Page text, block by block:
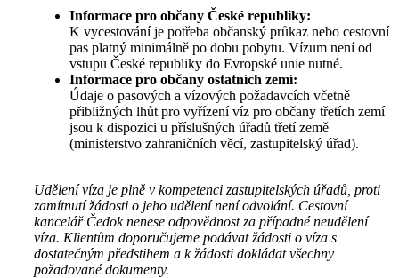
Informace pro občany České republiky:
K vycestování je potřeba občanský průkaz nebo cestovní
pas platný minimálně po dobu pobytu. Vízum není od
vstupu České republiky do Evropské unie nutné.
Informace pro občany ostatních zemí:
Údaje o pasových a vízových požadavcích včetně
přibližných lhůt pro vyřízení víz pro občany třetích zemí
jsou k dispozici u příslušných úřadů třetí země
(ministerstvo zahraničních věcí, zastupitelský úřad).
Udělení víza je plně v kompetenci zastupitelských úřadů, proti
zamítnutí žádosti o jeho udělení není odvolání. Cestovní
kancelář Čedok nenese odpovědnost za případné neudělení
víza. Klientům doporučujeme podávat žádosti o víza s
dostatečným předstihem a k žádosti dokládat všechny
požadované dokumenty.